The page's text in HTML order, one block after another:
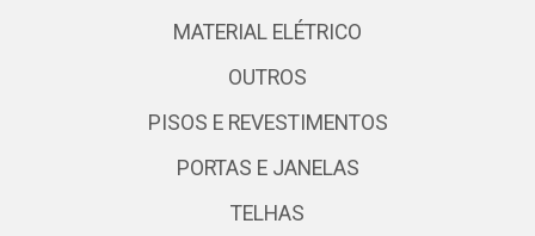
MATERIAL ELÉTRICO
OUTROS
PISOS E REVESTIMENTOS
PORTAS E JANELAS
TELHAS